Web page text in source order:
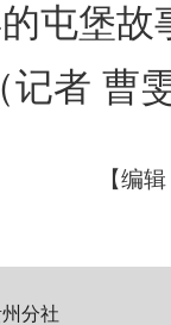
屯堡故
记者 曹
【编
分社